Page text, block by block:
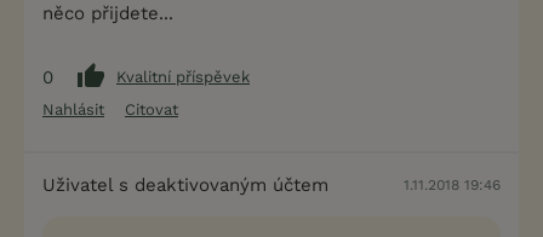
něco přijdete...
0
Kvalitní příspěvek
Nahlásit
Citovat
Uživatel s deaktivovaným účtem 1.11.2018 19:46